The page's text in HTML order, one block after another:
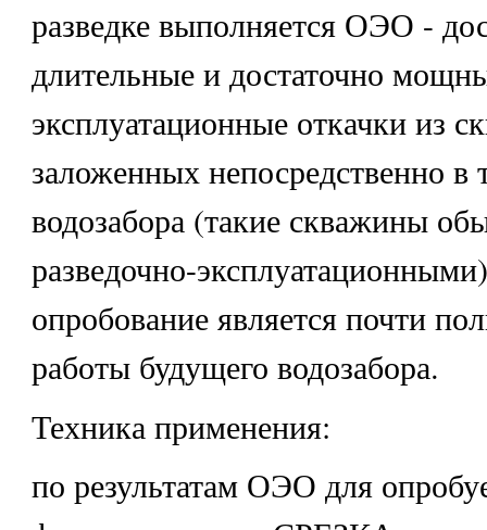
разведке выполняется ОЭО -
длительные и достаточно
эксплуатационные откачки из
заложенных непосредственно в
водозабора (такие скважины
разведочно-
опробование является почти
работы будущего водозабора.
Техника применения:
по результатам ОЭО для